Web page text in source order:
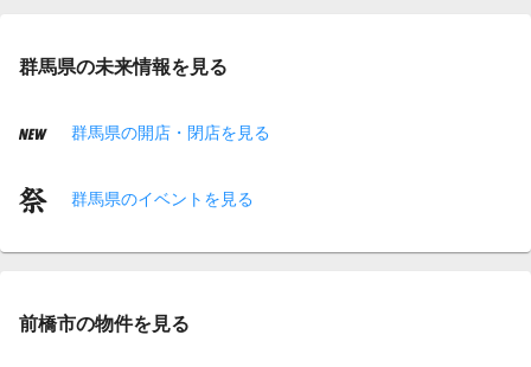
群馬県の未来情報を見る
群馬県の開店・閉店を見る
群馬県のイベントを見る
前橋市の物件を見る